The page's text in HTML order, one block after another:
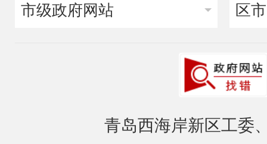
市级政府网站 区
青岛西海岸新区工委